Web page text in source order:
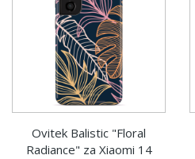
Ovitek Balistic "Floral
Radiance" za Xiaomi 14